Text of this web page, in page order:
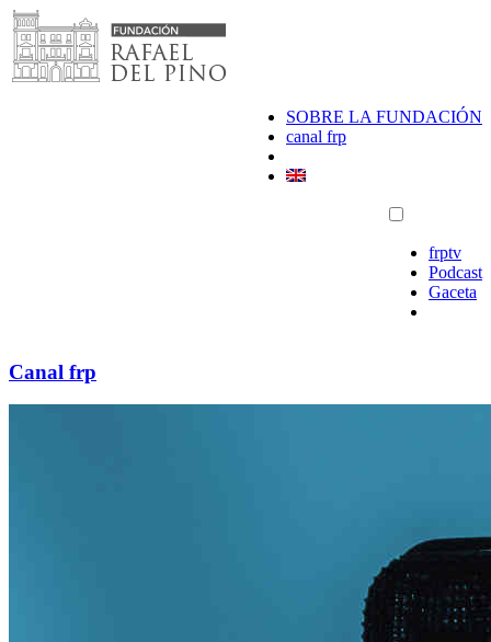
Saltar
al
contenido
SOBRE LA FUNDACIÓN
canal frp
frptv
Podcast
Gaceta
Canal frp